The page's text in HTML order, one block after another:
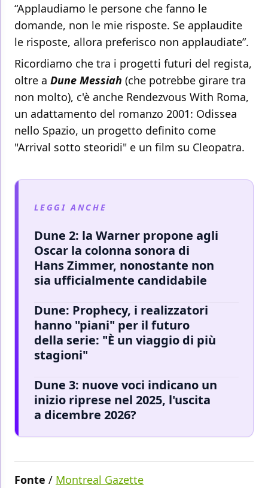
“Applaudiamo le persone che fanno le
domande, non le mie risposte. Se applaudite
le risposte, allora preferisco non applaudiate”.
Ricordiamo che tra i progetti futuri del regista,
oltre a Dune Messiah (che potrebbe girare tra
non molto), c'è anche Rendezvous With Roma,
un adattamento del romanzo 2001: Odissea
nello Spazio, un progetto definito come
"Arrival sotto steoridi" e un film su Cleopatra.
LEGGI ANCHE
Dune 2: la Warner propone agli
Oscar la colonna sonora di
Hans Zimmer, nonostante non
sia ufficialmente candidabile
Dune: Prophecy, i realizzatori
hanno "piani" per il futuro
della serie: "È un viaggio di più
stagioni"
Dune 3: nuove voci indicano un
inizio riprese nel 2025, l'uscita
a dicembre 2026?
Fonte / Montreal Gazette